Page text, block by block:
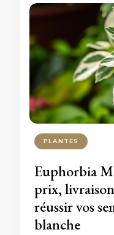
PLANTES
Euphorbia
prix,
réussir vos
blanche